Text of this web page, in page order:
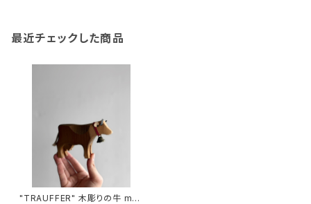
最近チェックした商品
"TRAUFFER" 木彫りの牛 ma